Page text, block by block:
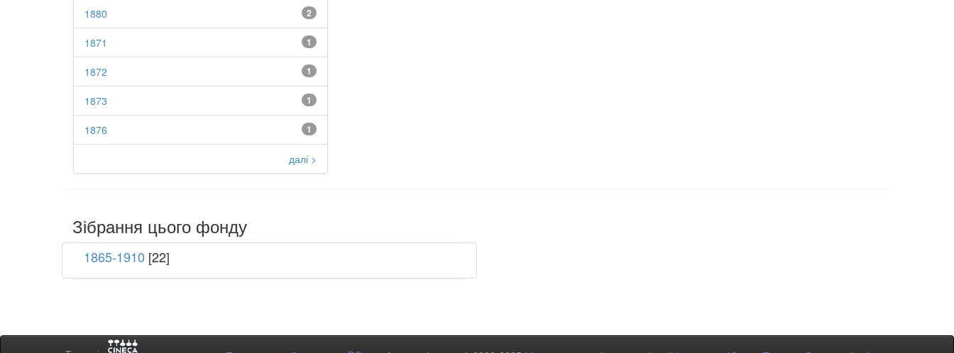
2
1880
1
1871
1
1872
1
1873
1
1876
далі >
Зібрання цього фонду
1865-1910 [22]